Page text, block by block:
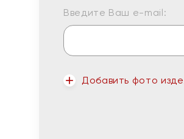
Введите Ваш e-mail:
Добавить фото